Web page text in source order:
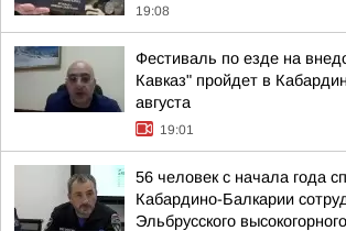
19:08
Фестиваль по езде на
Кавказ" пройдет в
августа
19:01
56 человек с начала года
Кабардино-Балкарии
Эльбрусского